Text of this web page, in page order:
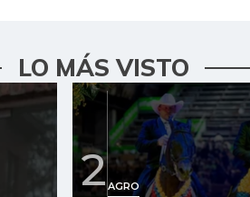
Arroz de primera
Arveja verde
Atún en lata
Avena en hojuelas
LO MÁS VISTO
2AGRO